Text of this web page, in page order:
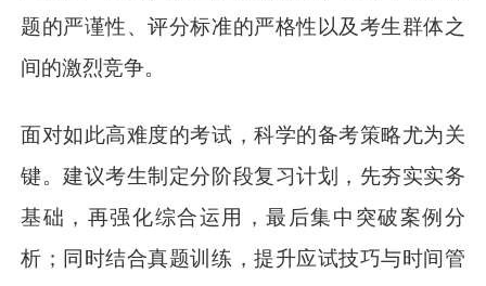
题的严谨性、评分标准的严格性以及考生群体之
间的激烈竞争。
面对如此高难度的考试，科学的备考策略尤为关
键。建议考生制定分阶段复习计划，先夯实实务
基础，再强化综合运用，最后集中突破案例分
析；同时结合真题训练，提升应试技巧与时间管